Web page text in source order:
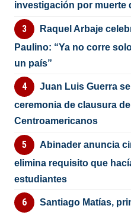
investigación por muerte
Raquel Arbaje
Paulino: “Ya no corre
un país”
Juan Luis Guerra
ceremonia de clausura
Centroamericanos
Abinader anuncia
elimina requisito que
estudiantes
Santiago Matías,